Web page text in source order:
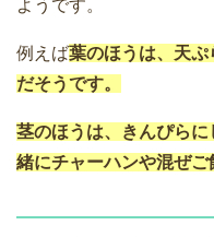
ようです。
例えば葉のほうは、天
だそうです。
茎のほうは、きんぴら
緒にチャーハンや混ぜご